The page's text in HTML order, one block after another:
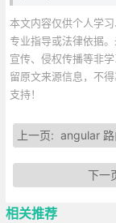
本文内容仅供个人学
专业指导或法律依据
宣传、侵权传播等非
留原文来源信息，不
支持！
上一页:angular 路
下一
相关推荐